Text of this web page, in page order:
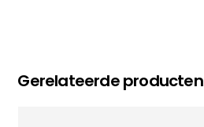
Gerelateerde producten